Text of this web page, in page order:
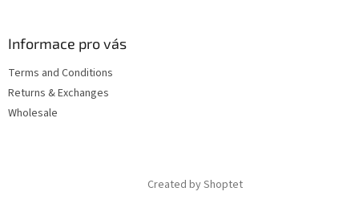
Informace pro vás
Terms and Conditions
Returns & Exchanges
Wholesale
Created by Shoptet